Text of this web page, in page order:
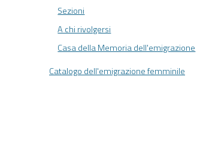
Sezioni
A chi rivolgersi
Casa della Memoria dell'emigrazione
Catalogo dell'emigrazione femminile